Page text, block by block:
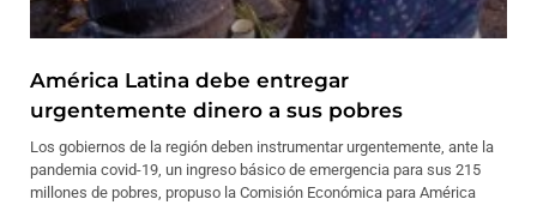
América Latina debe entregar
urgentemente dinero a sus pobres
Los gobiernos de la región deben instrumentar urgentemente, ante la
pandemia covid-19, un ingreso básico de emergencia para sus 215
millones de pobres, propuso la Comisión Económica para América